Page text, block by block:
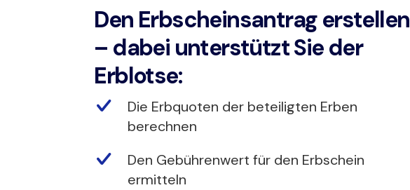
Den Erbscheinsantrag erstellen
– dabei unterstützt Sie der
Erblotse:
Die Erbquoten der beteiligten Erben
berechnen
Den Gebührenwert für den Erbschein
ermitteln